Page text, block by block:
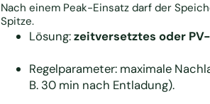
Nach einem Peak-Einsatz darf der
Spitze.
Lösung:zeitversetztes oder
Regelparameter: maximale
B. 30 min nach Entladung).